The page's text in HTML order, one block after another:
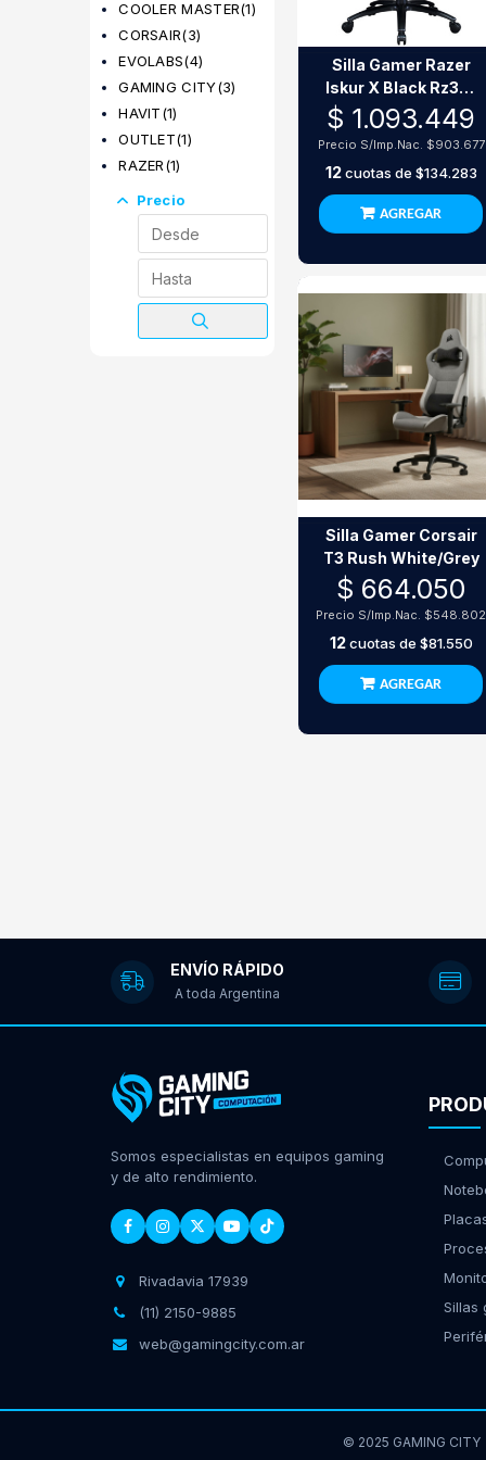
COOLER MASTER(1)
CORSAIR(3)
EVOLABS(4)
GAMING CITY(3)
HAVIT(1)
OUTLET(1)
RAZER(1)
Precio
Silla Gamer Razer
Iskur X Black Rz38-
02840100-R3U1
$ 1.093.449
Precio S/Imp.Nac. $903.677
12cuotas de $134.283
AGREGAR
Silla Gamer Corsair
T3 Rush White/Grey
$ 664.050
Precio S/Imp.Nac. $548.802
12cuotas de $81.550
AGREGAR
ENVÍO RÁPIDO
A toda Argentina
Somos especialistas en equipos gaming
y de alto rendimiento.
Rivadavia 17939
(11) 2150-9885
web@gamingcity.com.ar
Sillas
© 2025 GAMING CITY